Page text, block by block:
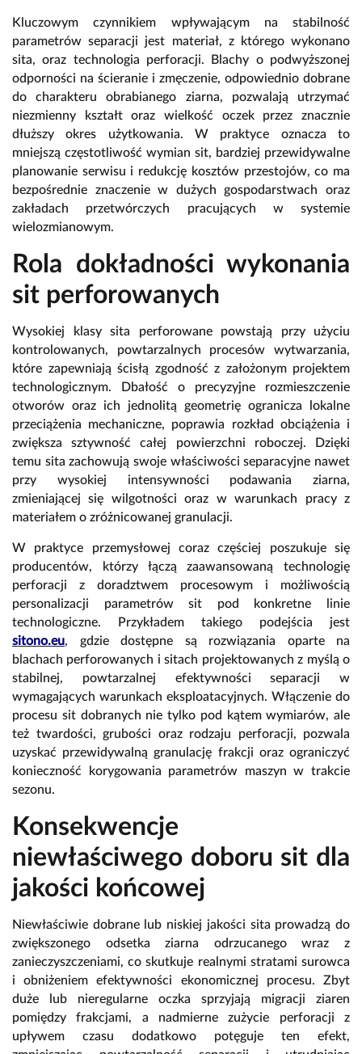
Kluczowym czynnikiem wpływającym na stabilność
parametrów separacji jest materiał, z którego wykonano
sita, oraz technologia perforacji. Blachy o podwyższonej
odporności na ścieranie i zmęczenie, odpowiednio dobrane
do charakteru obrabianego ziarna, pozwalają utrzymać
niezmienny kształt oraz wielkość oczek przez znacznie
dłuższy okres użytkowania. W praktyce oznacza to
mniejszą częstotliwość wymian sit, bardziej przewidywalne
planowanie serwisu i redukcję kosztów przestojów, co ma
bezpośrednie znaczenie w dużych gospodarstwach oraz
zakładach przetwórczych pracujących w systemie
wielozmianowym.
Rola dokładności wykonania
sit perforowanych
Wysokiej klasy sita perforowane powstają przy użyciu
kontrolowanych, powtarzalnych procesów wytwarzania,
które zapewniają ścisłą zgodność z założonym projektem
technologicznym. Dbałość o precyzyjne rozmieszczenie
otworów oraz ich jednolitą geometrię ogranicza lokalne
przeciążenia mechaniczne, poprawia rozkład obciążenia i
zwiększa sztywność całej powierzchni roboczej. Dzięki
temu sita zachowują swoje właściwości separacyjne nawet
przy wysokiej intensywności podawania ziarna,
zmieniającej się wilgotności oraz w warunkach pracy z
materiałem o zróżnicowanej granulacji.
W praktyce przemysłowej coraz częściej poszukuje się
producentów, którzy łączą zaawansowaną technologię
perforacji z doradztwem procesowym i możliwością
personalizacji parametrów sit pod konkretne linie
technologiczne. Przykładem takiego podejścia jest
sitono.eu, gdzie dostępne są rozwiązania oparte na
blachach perforowanych i sitach projektowanych z myślą o
stabilnej, powtarzalnej efektywności separacji w
wymagających warunkach eksploatacyjnych. Włączenie do
procesu sit dobranych nie tylko pod kątem wymiarów, ale
też twardości, grubości oraz rodzaju perforacji, pozwala
uzyskać przewidywalną granulację frakcji oraz ograniczyć
konieczność korygowania parametrów maszyn w trakcie
sezonu.
Konsekwencje
niewłaściwego doboru sit dla
jakości końcowej
Niewłaściwie dobrane lub niskiej jakości sita prowadzą do
zwiększonego odsetka ziarna odrzucanego wraz z
zanieczyszczeniami, co skutkuje realnymi stratami surowca
i obniżeniem efektywności ekonomicznej procesu. Zbyt
duże lub nieregularne oczka sprzyjają migracji ziaren
pomiędzy frakcjami, a nadmierne zużycie perforacji z
upływem czasu dodatkowo potęguje ten efekt,